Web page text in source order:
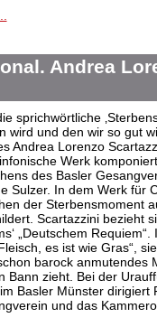
Andrea
sprichwörtliche
wird und den wir so gut
Andrea Lorenzo
Werk
des Basler
Sulzer. In dem Werk für
der Sterbensmoment
Scartazzini bezieht
„Deutschem
es ist wie Gras“,
schon barock anmutendes
Bann zieht. Bei der
Basler Münster dirigiert
und das